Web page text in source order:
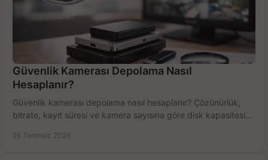
Güvenlik Kamerası Depolama Nasıl
Hesaplanır?
Güvenlik kamerası depolama nasıl hesaplanır? Çözünürlük,
bitrate, kayıt süresi ve kamera sayısına göre disk kapasitesini
26 Temmuz 2026